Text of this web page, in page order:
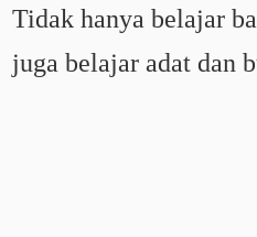
Tidak hanya belajar
juga belajar adat dan